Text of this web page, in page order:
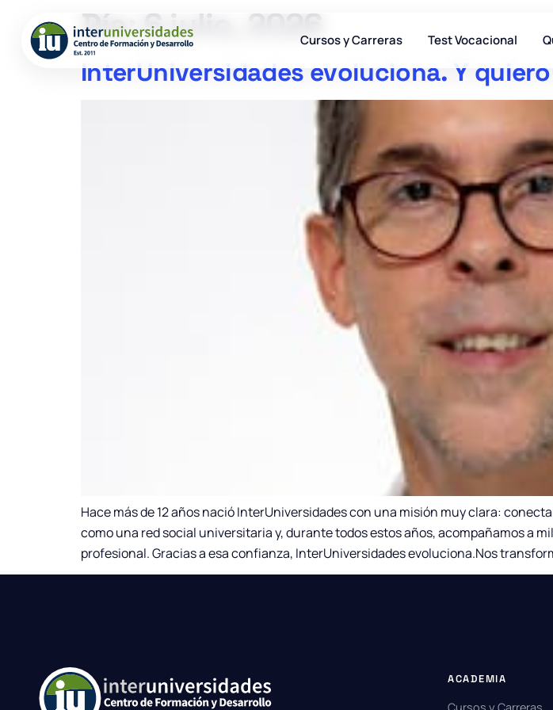
Cursos y Carreras Test Vocacional
Día:6 julio, 2026
InterUniversidades evoluciona. Y
Hace más de 12 años nació InterUniversidades con una misión muy clara:
como una red social universitaria y, durante todos estos años, acompañamos a
profesional. Gracias a esa confianza, InterUniversidades evoluciona.Nos
ACADEMIA